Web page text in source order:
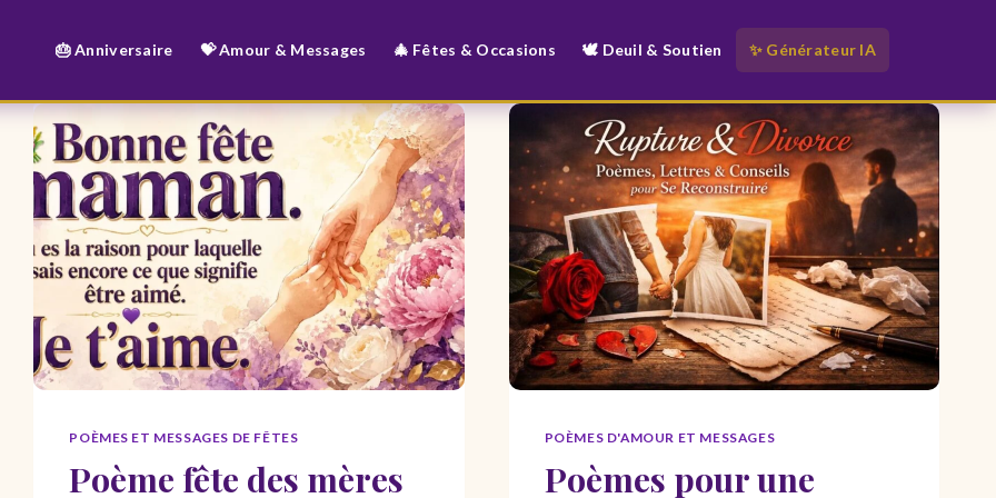
🎂 Anniversaire 💝 Amour & Messages 🎄 Fêtes & Occasions 🕊️ Deuil & Soutien ✨ Générateur IA
POÈMES ET MESSAGES DE FÊTES
Poème fête des mères
POÈMES D'AMOUR ET MESSAGES
Poèmes pour une